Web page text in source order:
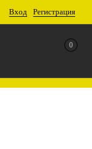
Вход Регистрация
0